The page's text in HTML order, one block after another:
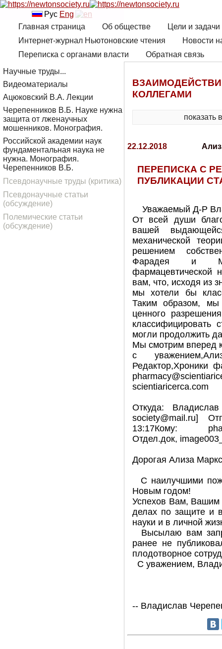
Рус Eng
Главная страница
Об обществе
Цели и
Интернет-журнал Ньютоновские чтения
Новости
Переписка с органами власти
Обратная связь
КОЛЛЕГАМИ
показать
22.12.2018
ПЕРЕПИСКА С
ПУБЛИКАЦИИ
Уважаемый Д-Р
От всей души
вашей
механической
решением
Фарадея и
фармацевтической
вам, что, исходя из
мы хотели бы
Таким образом, мы
ценного
классифицировать
могли продолжить
Мы смотрим вперед
с
Редактор,Хроники
scientiaricerca.com
Откуда:
society@mail.ru]
13:17Кому:
Отдел.док,
Дорогая Ализа
С наилучшими
Новым годом!
Успехов Вам, Вашим
делах по защите и
науки и в личной
Высылаю вам
ранее не
плодотворное
С уважением,
-- Владислав
Научные труды...
Видеоматериалы
Ацюковский В.А. Лекции
Черепенников В.Б. Науке нужна
защита от лженаучных
мошенников. Монография.
Российской академии наук
фундаментальная наука не
нужна. Монография.
Черепенников В.Б.
Псевдонаучные труды (критика)
Псевдонаучные статьи
(обсуждение)
Полемические статьи
(обсуждение)